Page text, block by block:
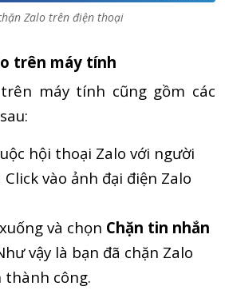
Zalo trên điện thoại
trên máy tính
máy tính cũng gồm các
hội thoại Zalo với người
vào ảnh đại điện Zalo
và chọn Chặn tin nhắn
vậy là bạn đã chặn Zalo
công.